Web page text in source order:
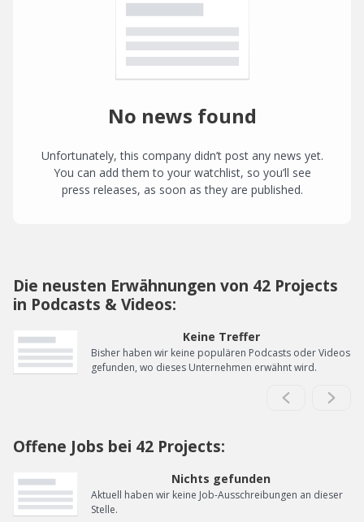
No news found
Unfortunately, this company didn’t post any news yet.
You can add them to your watchlist, so you’ll see
press releases, as soon as they are published.
Die neusten Erwähnungen von 42 Projects
in Podcasts & Videos:
Keine Treffer
Bisher haben wir keine populären Podcasts oder Videos
gefunden, wo dieses Unternehmen erwähnt wird.
Offene Jobs bei 42 Projects:
Nichts gefunden
Aktuell haben wir keine Job-Ausschreibungen an dieser
Stelle.